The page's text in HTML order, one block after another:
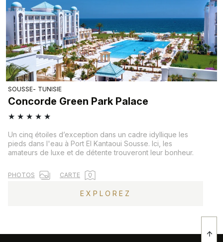
SOUSSE TUNISIE
Concorde Green Park Palace
★ ★ ★ ★ ★
Un cinq étoiles d’exception dans un cadre idyllique les
pieds dans l'eau à Port El Kantaoui Sousse. Ici, les
amateurs de luxe et de détente trouveront leur bonheur.
PHOTOS CARTE
EXPLOREZ